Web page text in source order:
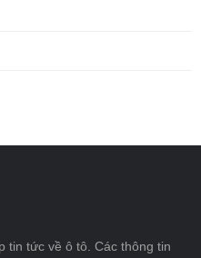
tin tức về ô tô. Các thông tin